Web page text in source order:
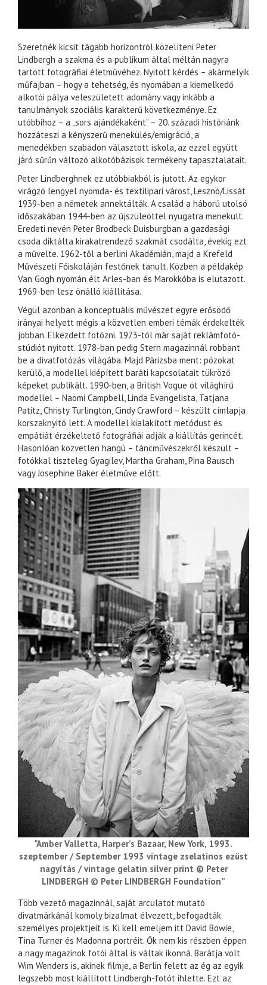
Szeretnék kicsit tágabb horizontról közelíteni Peter
Lindbergh a szakma és a publikum által méltán nagyra
tartott fotográfiai életművéhez. Nyitott kérdés – akármelyik
műfajban – hogy a tehetség, és nyomában a kiemelkedő
alkotói pálya veleszületett adomány vagy inkább a
tanulmányok szociális karakterű következménye. Ez
utóbbihoz – a „sors ajándékaként” – 20. századi históriánk
hozzáteszi a kényszerű menekülés/emigráció, a
menedékben szabadon választott iskola, az ezzel együtt
járó sűrűn változó alkotóbázisok termékeny tapasztalatait.
Peter Lindberghnek ez utóbbiakból is jutott. Az egykor
virágzó lengyel nyomda- és textilipari várost, Lesznó/Lissát
1939-ben a németek annektálták. A család a háború utolsó
időszakában 1944-ben az újszüleöttel nyugatra menekült.
Eredeti nevén Peter Brodbeck Duisburgban a gazdasági
csoda diktálta kirakatrendező szakmát csodálta, évekig ezt
a művelte. 1962-től a berlini Akadémián, majd a Krefeld
Művészeti Főiskoláján festőnek tanult. Közben a példakép
Van Gogh nyomán élt Arles-ban és Marokkóba is elutazott.
1969-ben lesz önálló kiállítása.
Végül azonban a konceptuális művészet egyre erősödő
irányai helyett mégis a közvetlen emberi témák érdekelték
jobban. Elkezdett fotózni. 1973-tól már saját reklámfotó-
stúdiót nyitott. 1978-ban pedig Stern magazinnál robbant
be a divatfotózás világába. Majd Párizsba ment: pózokat
kerülő, a modellel kiépített baráti kapcsolatait tükröző
képeket publikált. 1990-ben, a British Vogue öt világhírű
modellel – Naomi Campbell, Linda Evangelista, Tatjana
Patitz, Christy Turlington, Cindy Crawford – készült címlapja
korszaknyitó lett. A modellel kialakított metódust és
empátiát érzékeltető fotográfiái adják a kiállítás gerincét.
Hasonlóan közvetlen hangú – táncművészekről készült –
fotókkal tiszteleg Gyagilev, Martha Graham, Pina Bausch
vagy Josephine Baker életműve előtt.
"Amber Valletta, Harper’s Bazaar, New York, 1993.
szeptember / September 1993 vintage zselatinos ezüst
nagyítás / vintage gelatin silver print © Peter
LINDBERGH © Peter LINDBERGH Foundation”
Több vezető magazinnál, saját arculatot mutató
divatmárkánál komoly bizalmat élvezett, befogadták
személyes projektjeit is. Ki kell emeljem itt David Bowie,
Tina Turner és Madonna portréit. Ők nem kis részben éppen
a nagy magazinok fotói által is váltak ikonná. Barátja volt
Wim Wenders is, akinek filmje, a Berlin felett az ég az egyik
legszebb most kiállított Lindbergh-fotót ihlette. Ezt az